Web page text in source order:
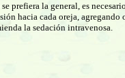
prefiera la general, es
hacia cada oreja,
la sedación intravenosa.